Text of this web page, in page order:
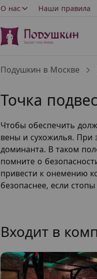
О нас Наши правила
Подушкин в Москве
Точка
Чтобы обеспечить
вены и сухожилья. При
доминанта. В таком
помните о
привести к онемению
безопаснее, если
Входит в